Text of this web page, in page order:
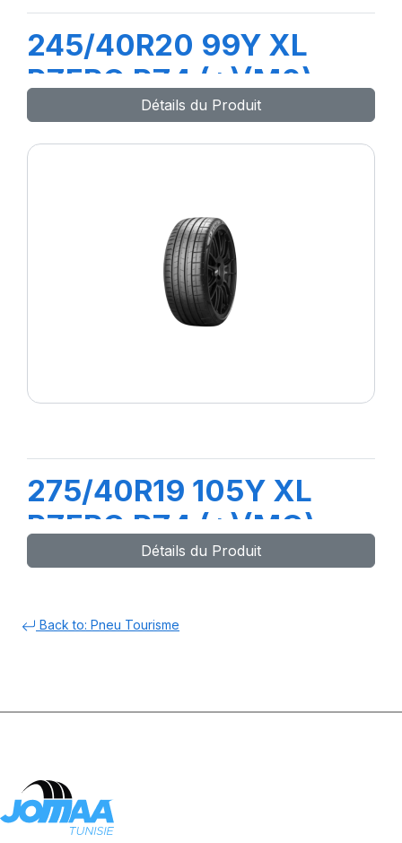
245/40R20 99Y XL
PZERO PZ4 (*)(M0)
Détails du Produit
275/40R19 105Y XL
PZERO PZ4 (*)(MO)
Détails du Produit
Back to: Pneu Tourisme